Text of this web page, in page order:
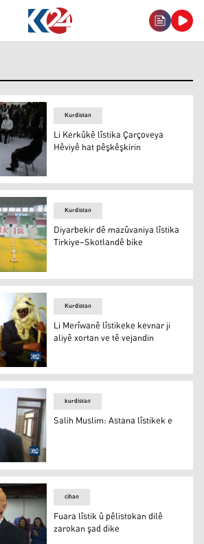
Hêviyê hat pêşkêşkirin
Kurdistan
Li Kerkûkê lîstika Çarçoveya
Hêviyê hat pêşkêşkirin
Kurdistan
Diyarbekir dê mazûvaniya lîstika
Tirkiye–Skotlandê bike
Kurdistan
Li Merîwanê lîstikeke kevnar ji
aliyê xortan ve tê vejandin
lîstikek e
kurdistan
Salih Muslim: Astana lîstikek e
cihan
Fuara lîstik û pêlistokan dilê
zarokan şad dike